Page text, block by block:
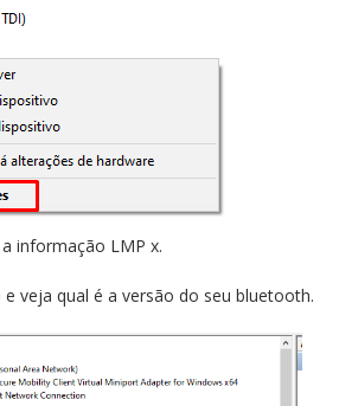
informação LMP x.
veja qual é a versão do seu bluetooth.